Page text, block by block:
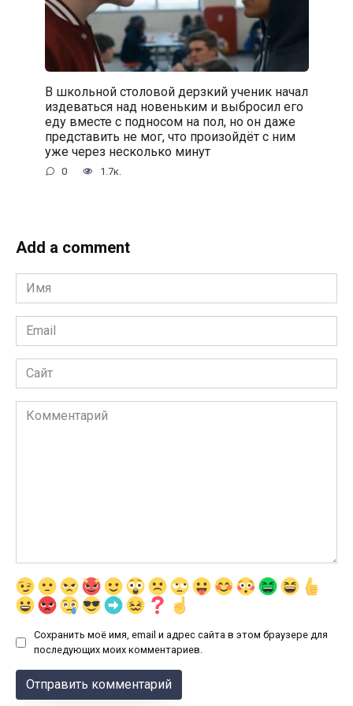
В школьной столовой дерзкий ученик начал
издеваться над новеньким и выбросил его
еду вместе с подносом на пол, но он даже
представить не мог, что произойдёт с ним
уже через несколько минут
0 1.7к.
Add a comment
Имя
*
Email
*
Сайт
Комментарий
Сохранить моё имя, email и адрес сайта в этом браузере для
последующих моих комментариев.